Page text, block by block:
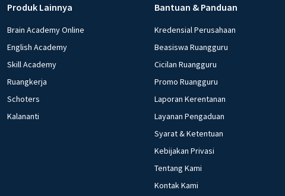
Produk Lainnya
Brain Academy Online
English Academy
Skill Academy
Ruangkerja
Schoters
Kalananti
Bantuan & Panduan
Kredensial Perusahaan
Beasiswa Ruangguru
Cicilan Ruangguru
Promo Ruangguru
Laporan Kerentanan
Layanan Pengaduan
Syarat & Ketentuan
Kebijakan Privasi
Tentang Kami
Kontak Kami